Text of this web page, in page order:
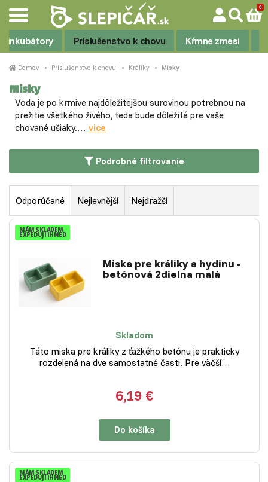
inkubátory Príslušenstvo k chovu Kŕmne zmesi
Domov Príslušenstvo k chovu Králiky Misky
Misky
Voda je po krmive najdôležitejšou surovinou potrebnou na
prežitie všetkého živého, teda bude dôležitá pre vaše
chované ušiaky.… vice
Podrobné filtrovanie
Odporúčané Nejlevnější Nejdražší
MÁM SKLADEM
EXPEDUJI IHNED
Miska pre králiky a hydinu -
betónová 2dielna malá
Skladom
Táto miska pre králiky z ťažkého betónu je prakticky
rozdelená na dve samostatné časti. Pre väčší…
6,19 €
Do košíka
MÁM SKLADEM
EXPEDUJI IHNED